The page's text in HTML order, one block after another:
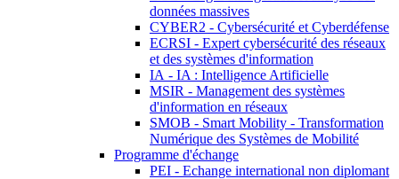
données massives
CYBER2 - Cybersécurité et Cyberdéfense
ECRSI - Expert cybersécurité des réseaux
et des systèmes d'information
IA - IA : Intelligence Artificielle
MSIR - Management des systèmes
d'information en réseaux
SMOB - Smart Mobility - Transformation
Numérique des Systèmes de Mobilité
Programme d'échange
PEI - Echange international non diplomant